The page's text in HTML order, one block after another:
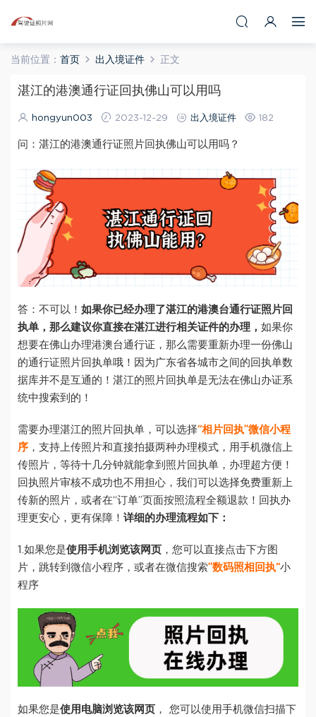
当前位置： 首页 出入境证件 正文
湛江的港澳通行证回执佛山可以用吗
hongyun003 2023-12-29 出入境证件 182
问：湛江的港澳通行证照片回执佛山可以用吗？
答：不可以！ 如果你已经办理了湛江的港澳台通行证照片回
执单，那么建议你直接在湛江进行相关证件的办理， 如果你
想要在佛山办理港澳台通行证，那么需要重新办理一份佛山
的通行证照片回执单哦！因为广东省各城市之间的回执单数
据库并不是互通的！湛江的照片回执单是无法在佛山办证系
统中搜索到的！
需要办理湛江的照片回执单，可以选择“相片回执”微信小程
序 ，支持上传照片和直接拍摄两种办理模式，用手机微信上
传照片，等待十几分钟就能拿到照片回执单，办理超方便！
回执照片审核不成功也不用担心，我们可以选择免费重新上
传新的照片，或者在“订单”页面按照流程全额退款！回执办
理更安心，更有保障！ 详细的办理流程如下：
1.如果您是使用手机浏览该网页 ，您可以直接点击下方图
片，跳转到微信小程序，或者在微信搜索”数码照相回执“小
程序
如果您是使用电脑浏览该网页 ， 您可以使用手机微信扫描下